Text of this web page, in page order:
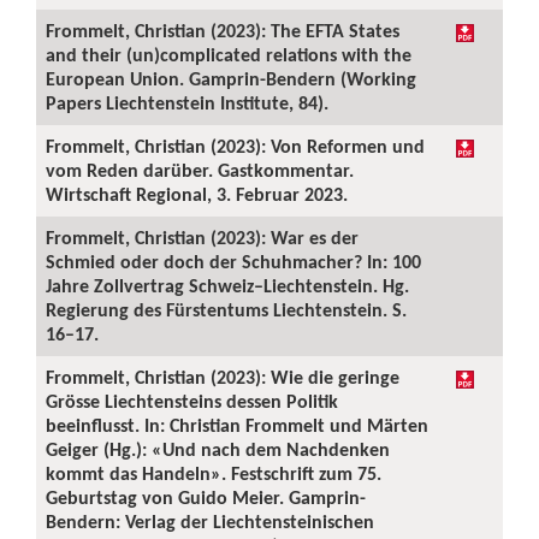
Frommelt, Christian (2023): The EFTA States
and their (un)complicated relations with the
European Union. Gamprin-Bendern (Working
Papers Liechtenstein Institute, 84).
Frommelt, Christian (2023): Von Reformen und
vom Reden darüber. Gastkommentar.
Wirtschaft Regional, 3. Februar 2023.
Frommelt, Christian (2023): War es der
Schmied oder doch der Schuhmacher? In: 100
Jahre Zollvertrag Schweiz–Liechtenstein. Hg.
Regierung des Fürstentums Liechtenstein. S.
16–17.
Frommelt, Christian (2023): Wie die geringe
Grösse Liechtensteins dessen Politik
beeinflusst. In: Christian Frommelt und Märten
Geiger (Hg.): «Und nach dem Nachdenken
kommt das Handeln». Festschrift zum 75.
Geburtstag von Guido Meier. Gamprin-
Bendern: Verlag der Liechtensteinischen